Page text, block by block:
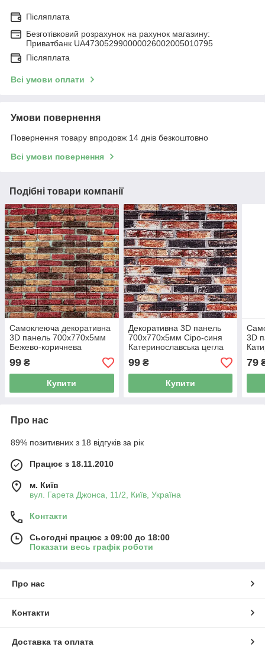
Післяплата
Безготівковий розрахунок на рахунок магазину:
Приватбанк UA473052990000026002005010795
Післяплата
Всі умови оплати
Умови повернення
Повернення товару впродовж 14 днів безкоштовно
Всі умови повернення
Подібні товари компанії
Самоклеюча декоративна
3D панель 700х770х5мм
Бежево-коричнева
Катеринославська цегла
(047) SW-00000026
99 ₴
Купити
Декоративна 3D панель
700х770х5мм Сіро-синя
Катеринославська цегла
(048) SW-00000027
99₴
Купити
3D
79
Про нас
89% позитивних з 18 відгуків за рік
Працює з 18.11.2010
м. Київ
вул. Гарета Джонса, 11/2, Київ, Україна
Контакти
Сьогодні працює з 09:00 до 18:00
Показати весь графік роботи
Про нас
Контакти
Доставка та оплата